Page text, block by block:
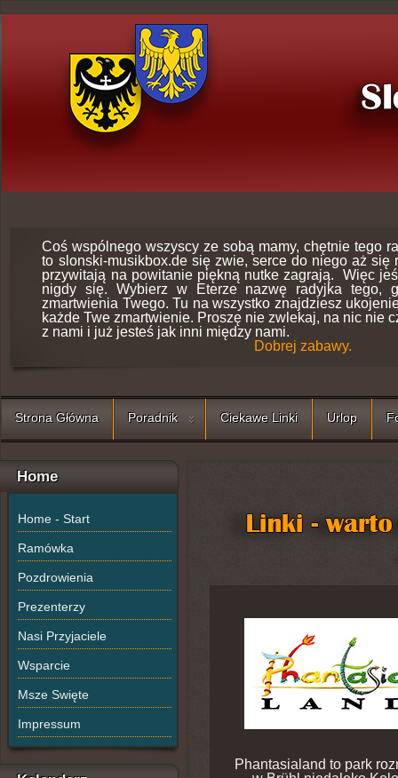
Coś wspólnego wszyscy ze sobą mamy, chętnie tego
to slonski-musikbox.de się zwie, serce do niego aż się
przywitają na powitanie piękną nutke zagrają. Więc
nigdy się. Wybierz w Eterze nazwę radyjka tego,
zmartwienia Twego. Tu na wszystko znajdziesz
każde Twe zmartwienie. Proszę nie zwlekaj, na nic nie
z nami i już jesteś jak inni między nami.
Dobrej zabawy.
Strona Główna Poradnik Ciekawe Linki Urlop
Home
Home - Start
Ramówka
Pozdrowienia
Prezenterzy
Nasi Przyjaciele
Wsparcie
Msze Swięte
Impressum
Phantasialand to park